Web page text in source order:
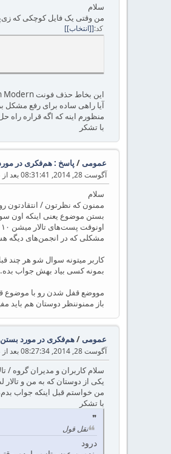
سلام
من وقتی یک فایل کوچکی که
کد [انتخاب]
این بخاط حذف فونت Persian Modern از توزیع‌های TeX هست؟
آیا راهی ساده برای رفع مشکل
منظورم اینه که اگه قراره
با تشکر
عمومی/ پاسخ : هم‌فکری در
آگوست 28, 2014, 08:31:41 بعد از ظهر
سلام
ممنون که نظرتون / انتقادتون
بستن موضوع یعنی اینکه اون
اونوقت پست‌های تالار میشن ۱۰ و ۲۰ صفحه‌ای.
مشکلی که در انجمن‌های دیگه هست و میری یه مطلب رو بخونی
کاربر میتونه سوال شو هر چند
بمونه کسی بیاد بهش جواب
مووضع قفل شدن رو با موضوع
باز ممنوننظر دوستان هم باید
عمومی /هم‌فکری در مورد
آگوست 28, 2014, 08:27:34 بعد از ظهر
سلام کاربران و مدیران گروه /
یکی از دوستان که به من و
من خواستم قبل اینکه جواب
با تشکر
نقل قول
درود